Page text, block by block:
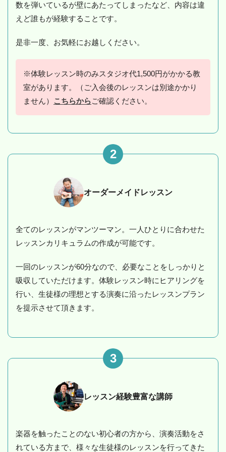
数を弾いているが壁にあたってしまったなど、内容は違
えど誰もが経験することです。
是非一度、お気軽にお越しください。
※体験レッスン時のみスタジオ代1,500円がかかる教
室があります。（ご入会後のレッスンは別途かかり
ません） こちらからご確認ください。
2
オーダーメイドレッスン
全てのレッスンがマンツーマン。一人ひとりに合わせた
レッスンカリキュラムの作成が可能です。
一回のレッスンが60分なので、必要なことをしっかりと
吸収していただけます。体験レッスン時にヒアリングを
行い、生徒様の理想とする演奏に沿ったレッスンプラン
を提示させて頂きます。
3
レッスン経験豊富な講師
楽器を触ったことのない初心者の方から、演奏活動をさ
れている方まで、様々な生徒様のレッスンを行ってきた